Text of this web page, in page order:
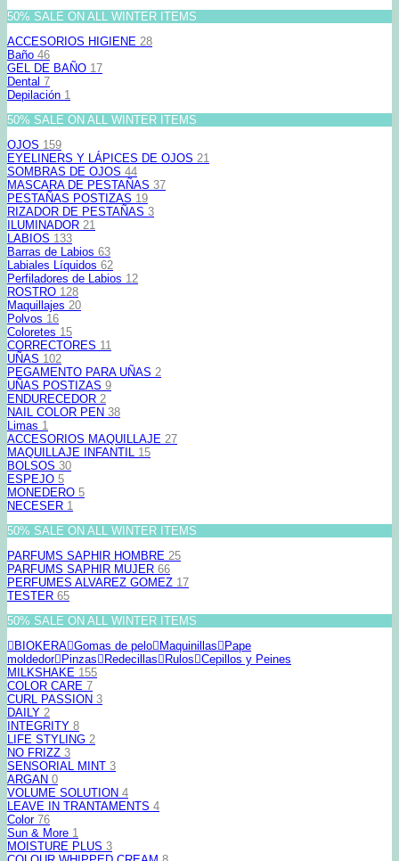
50% SALE ON ALL WINTER ITEMS
ACCESORIOS HIGIENE 28
Baño 46
GEL DE BAÑO 17
Dental 7
Depilación 1
50% SALE ON ALL WINTER ITEMS
OJOS 159
EYELINERS Y LÁPICES DE OJOS 21
SOMBRAS DE OJOS 44
MASCARA DE PESTAÑAS 37
PESTAÑAS POSTIZAS 19
RIZADOR DE PESTAÑAS 3
ILUMINADOR 21
LABIOS 133
Barras de Labios 63
Labiales Líquidos 62
Perfiladores de Labios 12
ROSTRO 128
Maquillajes 20
Polvos 16
Coloretes 15
CORRECTORES 11
UÑAS 102
PEGAMENTO PARA UÑAS 2
UÑAS POSTIZAS 9
ENDURECEDOR 2
NAIL COLOR PEN 38
Limas 1
ACCESORIOS MAQUILLAJE 27
MAQUILLAJE INFANTIL 15
BOLSOS 30
ESPEJO 5
MONEDERO 5
NECESER 1
50% SALE ON ALL WINTER ITEMS
PARFUMS SAPHIR HOMBRE 25
PARFUMS SAPHIR MUJER 66
PERFUMES ALVAREZ GOMEZ 17
TESTER 65
50% SALE ON ALL WINTER ITEMS
BIOKERA Gomas de pelo Maquinillas
Pape
moldedor
Pinzas Redecillas Rulos Cepillos y Peines
MILKSHAKE 155
COLOR CARE 7
CURL PASSION 3
DAILY 2
INTEGRITY 8
LIFE STYLING 2
NO FRIZZ 3
SENSORIAL MINT 3
ARGAN 0
VOLUME SOLUTION 4
LEAVE IN TRANTAMENTS 4
Color 76
Sun & More 1
MOISTURE PLUS 3